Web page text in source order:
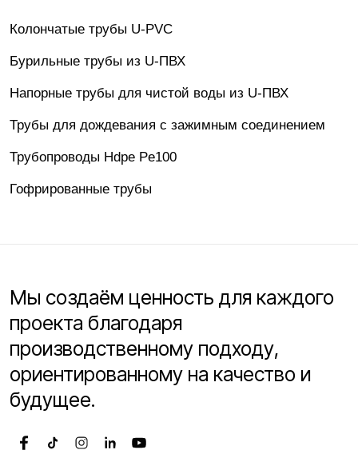
Колончатые трубы U-PVC
Бурильные трубы из U-ПВХ
Напорные трубы для чистой воды из U-ПВХ
Трубы для дождевания с зажимным соединением
Трубопроводы Hdpe Pe100
Гофрированные трубы
Мы создаём ценность для каждого
проекта благодаря
производственному подходу,
ориентированному на качество и
будущее.